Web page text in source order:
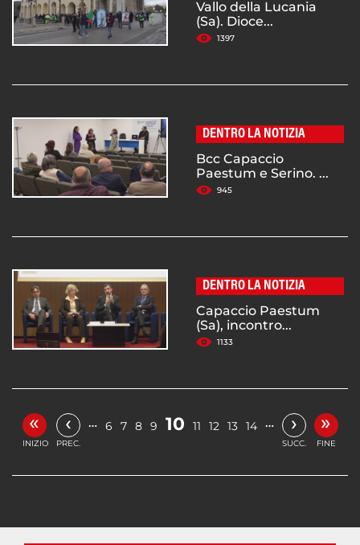
Vallo della Lucania
(Sa). Dioce...
1397
DENTRO LA NOTIZIA
Bcc Capaccio
Paestum e Serino. ...
945
DENTRO LA NOTIZIA
Capaccio Paestum
(Sa), incontro...
1133
«
INIZIO
‹
PREC.
… 6 7 8 9 10 11 12 13 14 … ›
SUCC.
»
FINE